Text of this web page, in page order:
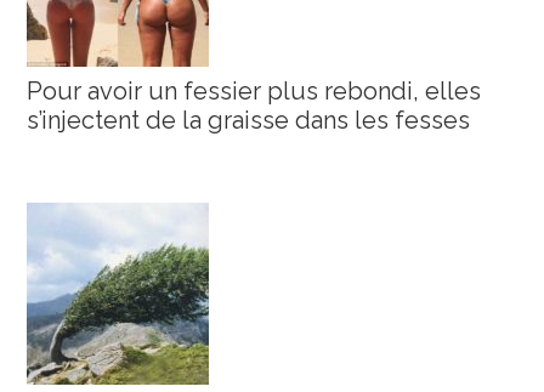
Pour avoir un fessier plus rebondi, elles
s’injectent de la graisse dans les fesses